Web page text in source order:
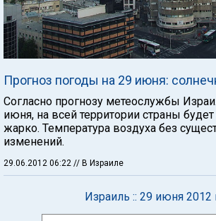
Прогноз погоды на 29 июня:
Согласно прогнозу метеослужбы
июня, на всей территории страны
жарко. Температура воздуха без
изменений.
29.06.2012 06:22 // В Израиле
Израиль :: 29 июня 2012